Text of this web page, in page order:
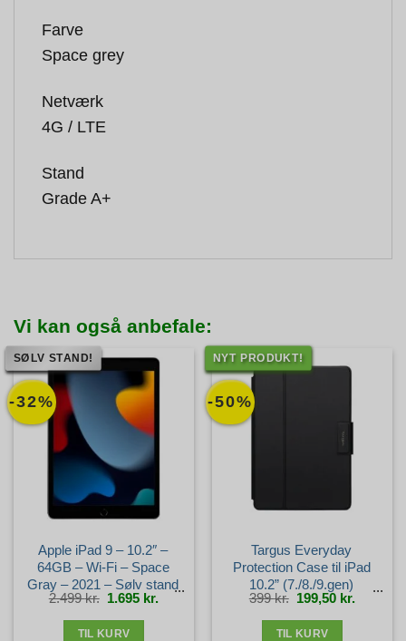
Farve
Space grey
Netværk
4G / LTE
Stand
Grade A+
Vi kan også anbefale:
-32%
SØLV STAND!
Apple iPad 9 – 10.2″ –
64GB – Wi-Fi – Space
Gray – 2021 – Sølv stand
2.499kr. Den
oprindelige
pris
1.695 kr. Den
aktuelle
pris
TIL KURV
-50%
NYT PRODUKT!
Targus Everyday
Protection Case til iPad
10.2” (7./8./9.gen)
399kr. Den
oprindelige
pris
199,50 kr. Den
aktuelle
pris
TIL KURV